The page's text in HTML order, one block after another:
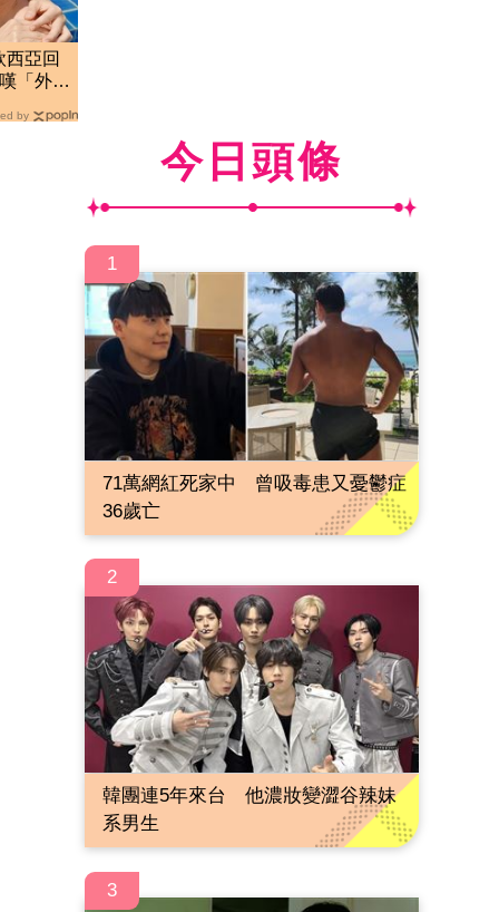
西亞回
「外遇
by
今日頭條
1
71萬網紅死家中 曾吸毒患又憂鬱症
36歲亡
2
韓團連5年來台 他濃妝變澀谷辣妹
系男生
3